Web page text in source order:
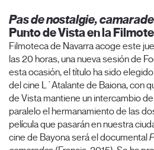
Pas de nostalgie,
Punto de Vista en la
Filmoteca de Navarra acoge este
las 20 horas, una nueva sesión de
esta ocasión, el título ha sido
del cine L´Atalante de Baiona, con
de Vista mantiene un intercambio
paralelo el hermanamiento de las
película que pasarán en nuestra
cine de Bayona será el documental